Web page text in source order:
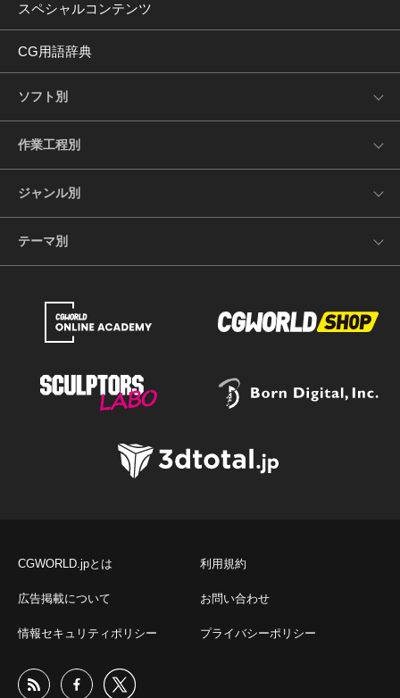
スペシャルコンテンツ
CG用語辞典
ソフト別
作業工程別
ジャンル別
テーマ別
CGWORLD.jpとは 利用規約
広告掲載について お問い合わせ
情報セキュリティポリシー プライバシーポリシー